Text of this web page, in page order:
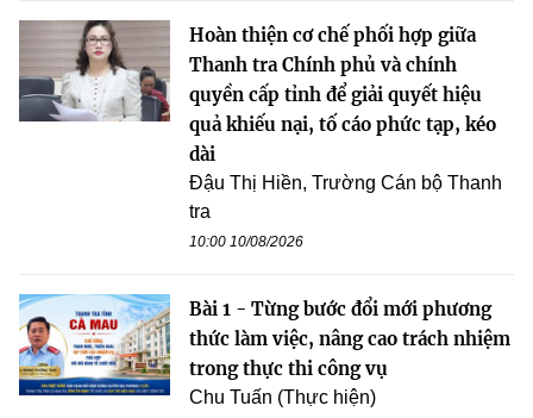
Hoàn thiện cơ chế phối hợp giữa
Thanh tra Chính phủ và chính
quyền cấp tỉnh để giải quyết hiệu
quả khiếu nại, tố cáo phức tạp, kéo
dài
Đậu Thị Hiền, Trường Cán bộ Thanh
tra
10:00 10/08/2026
Bài 1 - Từng bước đổi mới phương
thức làm việc, nâng cao trách nhiệm
trong thực thi công vụ
Chu Tuấn (Thực hiện)